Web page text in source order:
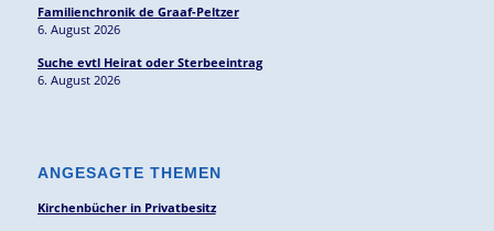
Familienchronik de Graaf-Peltzer
6. August 2026
Suche evtl Heirat oder Sterbeeintrag
6. August 2026
ANGESAGTE THEMEN
Kirchenbücher in Privatbesitz